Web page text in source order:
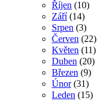
Říjen (10)
Září(14)
Srpen (3)
Červen (22)
Květen (11)
Duben (20)
Březen (9)
Únor(31)
Leden (15)